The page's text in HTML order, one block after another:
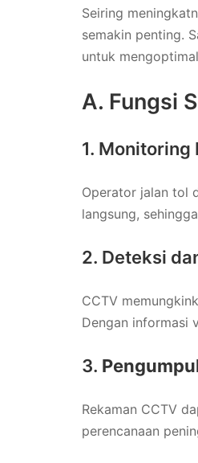
Seiring
semakin penting.
untuk
A. Fungsi
1. Monitoring
Operator jalan tol
langsung,
2. Deteksi
CCTV
Dengan informasi
3.
Rekaman CCTV
perencanaan